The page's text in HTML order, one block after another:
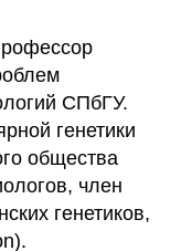
СПбГУ.
генетики
общества
член
генетиков,